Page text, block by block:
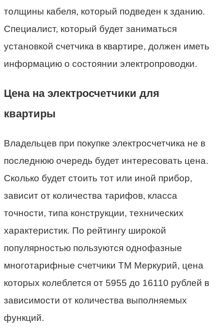
толщины кабеля, который подведен к зданию.
Специалист, который будет заниматься
установкой счетчика в квартире, должен иметь
информацию о состоянии электропроводки.
Цена на электросчетчики для
квартиры
Владельцев при покупке электросчетчика не в
последнюю очередь будет интересовать цена.
Сколько будет стоить тот или иной прибор,
зависит от количества тарифов, класса
точности, типа конструкции, технических
характеристик. По рейтингу широкой
популярностью пользуются однофазные
многотарифные счетчики ТМ Меркурий, цена
которых колеблется от 5955 до 16110 рублей в
зависимости от количества выполняемых
функций.